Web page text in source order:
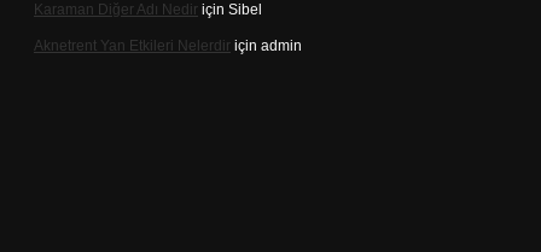
Karaman Diğer Adı Nedir için Sibel
Aknetrent Yan Etkileri Nelerdir için admin